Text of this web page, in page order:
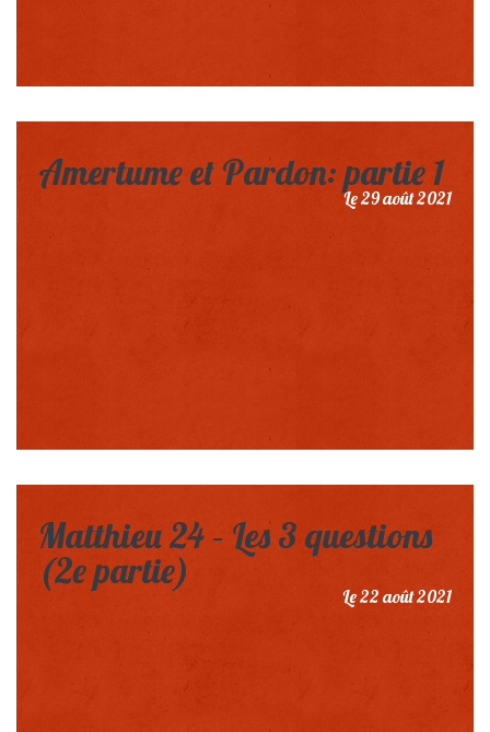
Amertume et Pardon: partie 1
Le 29 août 2021
Matthieu 24 – Les 3 questions
(2e partie)
Le 22 août 2021